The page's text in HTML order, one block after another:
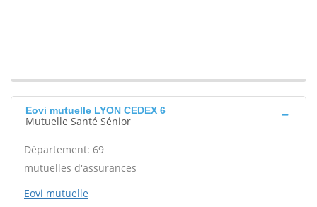
Eovi mutuelle LYON CEDEX 6
Mutuelle Santé Sénior
Département: 69
mutuelles d'assurances
Eovi mutuelle